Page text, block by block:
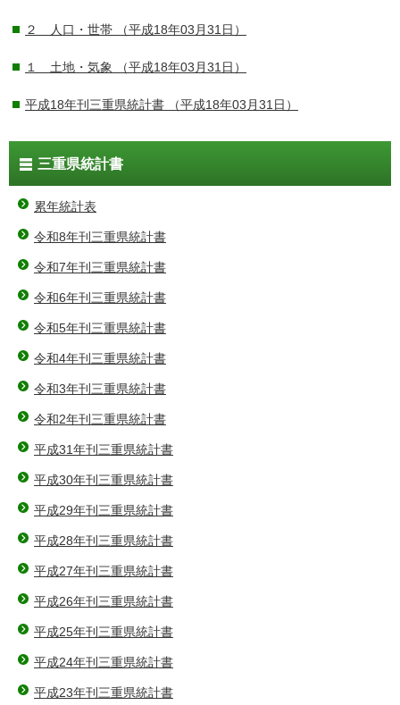
２ 人口・世帯 （平成18年03月31日）
１ 土地・気象 （平成18年03月31日）
平成18年刊三重県統計書 （平成18年03月31日）
三重県統計書
累年統計表
令和8年刊三重県統計書
令和7年刊三重県統計書
令和6年刊三重県統計書
令和5年刊三重県統計書
令和4年刊三重県統計書
令和3年刊三重県統計書
令和2年刊三重県統計書
平成31年刊三重県統計書
平成30年刊三重県統計書
平成29年刊三重県統計書
平成28年刊三重県統計書
平成27年刊三重県統計書
平成26年刊三重県統計書
平成25年刊三重県統計書
平成24年刊三重県統計書
平成23年刊三重県統計書